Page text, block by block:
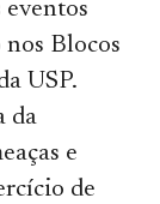
eventos
Blocos
USP.
da
e
de